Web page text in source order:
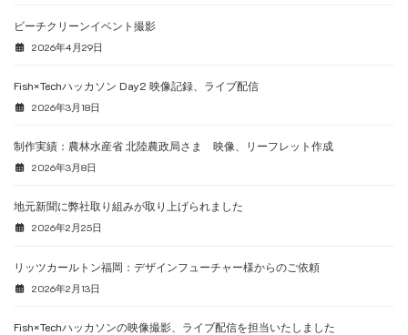
ビーチクリーンイベント撮影
2026年4月29日
Fish×Techハッカソン Day2 映像記録、ライブ配信
2026年3月18日
制作実績：農林水産省 北陸農政局さま 映像、リーフレット作成
2026年3月8日
地元新聞に弊社取り組みが取り上げられました
2026年2月25日
リッツカールトン福岡：デザインフューチャー様からのご依頼
2026年2月13日
Fish×Techハッカソンの映像撮影、ライブ配信を担当いたしました